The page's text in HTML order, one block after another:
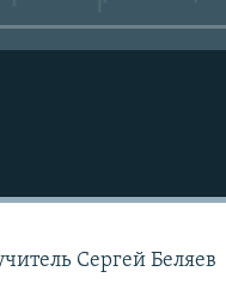
Сергей Беляев